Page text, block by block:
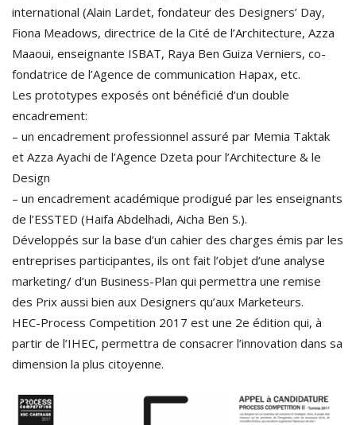
international (Alain Lardet, fondateur des Designers’ Day,
Fiona Meadows, directrice de la Cité de l’Architecture, Azza
Maaoui, enseignante ISBAT, Raya Ben Guiza Verniers, co-
fondatrice de l’Agence de communication Hapax, etc.
Les prototypes exposés ont bénéficié d’un double
encadrement:
– un encadrement professionnel assuré par Memia Taktak
et Azza Ayachi de l’Agence Dzeta pour l’Architecture & le
Design
– un encadrement académique prodigué par les enseignants
de l’ESSTED (Haifa Abdelhadi, Aicha Ben S.).
Développés sur la base d’un cahier des charges émis par les
entreprises participantes, ils ont fait l’objet d’une analyse
marketing/ d’un Business-Plan qui permettra une remise
des Prix aussi bien aux Designers qu’aux Marketeurs.
HEC-Process Competition 2017 est une 2e édition qui, à
partir de l’IHEC, permettra de consacrer l’innovation dans sa
dimension la plus citoyenne.